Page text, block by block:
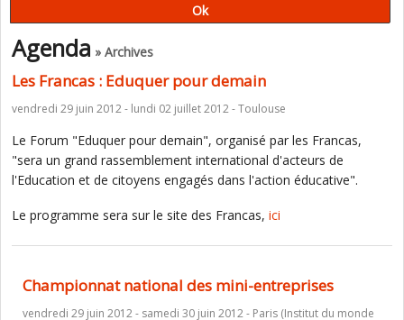
Agenda » Archives
Les Francas : Eduquer pour demain
vendredi 29 juin 2012 - lundi 02 juillet 2012 - Toulouse
Le Forum "Eduquer pour demain", organisé par les Francas,
"sera un grand rassemblement international d'acteurs de
l'Education et de citoyens engagés dans l'action éducative".
Le programme sera sur le site des Francas, ici
Championnat national des mini-entreprises
vendredi 29 juin 2012 - samedi 30 juin 2012 - Paris (Institut du monde